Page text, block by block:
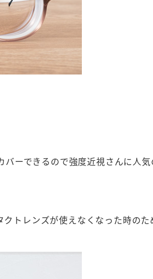
ーできるので強度近視さんに人
トレンズが使えなくなった時の